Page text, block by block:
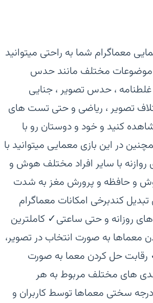
معماگرام شما به راحتی میتوانید
مختلف مانند حدس
، حدس تصویر ، جنایی
تصویر ، ریاضی و حتی تست های
کنید و خود و دوستان رو با
در این بازی معمایی میتوانید با
با سایر افراد مختلف هوش و
و حافظه و پرورش مغز به شدت
کند‏برخی امکانات معماگرام
روزانه و حتی ساعتی‏✓ کاملترین
امکان حل کردن معماها به صورت انتخاب در تصویر،
رقابت حل کردن معما به صورت
های مختلف مربوط به هر
سختی معماها توسط کاربران و